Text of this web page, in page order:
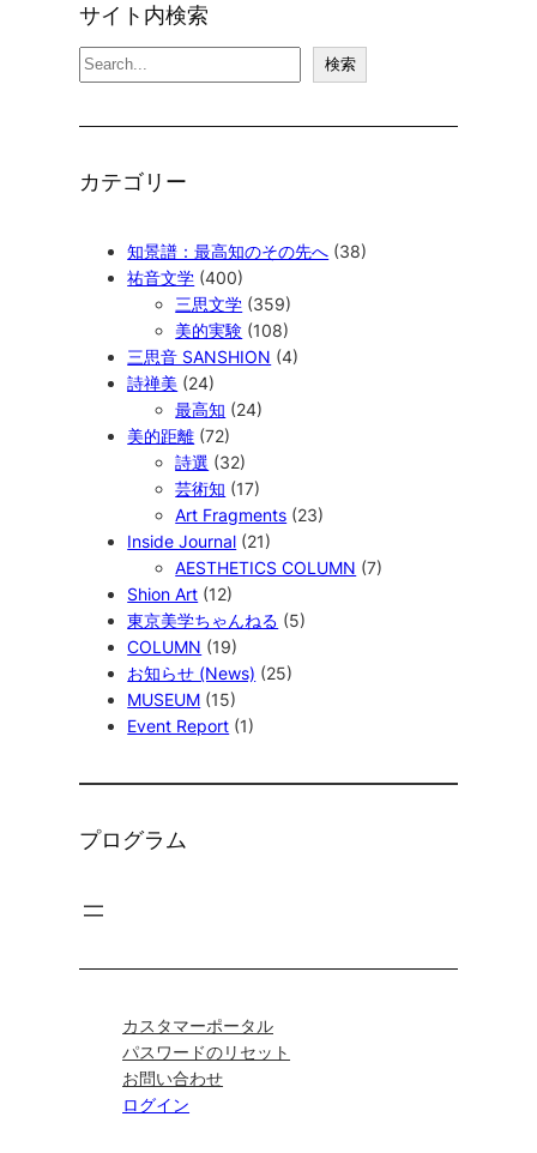
サイト内検索
検
索
検索
カテゴリー
知景譜：最高知のその先へ (38)
祐音文学 (400)
三思文学 (359)
美的実験 (108)
三思音 SANSHION (4)
詩禅美 (24)
最高知 (24)
美的距離 (72)
詩選 (32)
芸術知 (17)
Art Fragments (23)
Inside Journal (21)
AESTHETICS COLUMN (7)
Shion Art (12)
東京美学ちゃんねる (5)
COLUMN (19)
お知らせ (News) (25)
MUSEUM (15)
Event Report (1)
プログラム
カスタマーポータル
パスワードのリセット
お問い合わせ
ログイン